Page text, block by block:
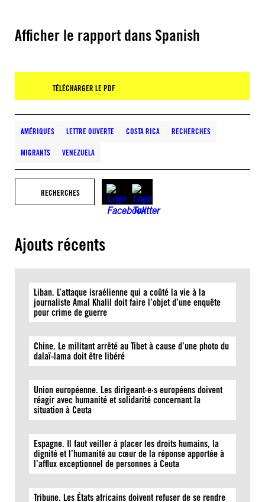
Afficher le rapport dans Spanish
TÉLÉCHARGER LE PDF
AMÉRIQUES LETTRE OUVERTE COSTA RICA RECHERCHES
MIGRANTS VENEZUELA
RECHERCHES
Ajouts récents
Liban. L’attaque israélienne qui a coûté la vie à la
journaliste Amal Khalil doit faire l’objet d’une enquête
pour crime de guerre
Chine. Le militant arrêté au Tibet à cause d’une photo du
dalaï-lama doit être libéré
Union européenne. Les dirigeant·e·s européens doivent
réagir avec humanité et solidarité concernant la
situation à Ceuta
Espagne. Il faut veiller à placer les droits humains, la
dignité et l’humanité au cœur de la réponse apportée à
l’afflux exceptionnel de personnes à Ceuta
Tribune. Les États africains doivent refuser de se rendre